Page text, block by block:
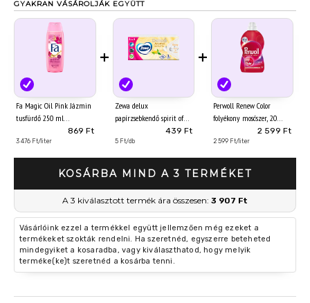
GYAKRAN VÁSÁROLJÁK EGYÜTT
Fa Magic Oil Pink Jázmin
tusfürdő 250 ml
869 Ft
3 476 Ft/liter
+
Zewa delux
papírzsebkendő spirit of
tea 3 rétegű 90 db439 Ft
5 Ft/db
+
Perwoll Renew Color
folyékony mosószer, 20
mosás, 1000 ml2 599 Ft
2 599 Ft/liter
KOSÁRBA MIND A 3 TERMÉKET
A 3 kiválasztott termék ára összesen: 3 907 Ft
Vásárlóink ezzel a termékkel együtt jellemzően még ezeket a
termékeket szokták rendelni. Ha szeretnéd, egyszerre beteheted
mindegyiket a kosaradba, vagy kiválaszthatod, hogy melyik
terméke(ke)t szeretnéd a kosárba tenni.